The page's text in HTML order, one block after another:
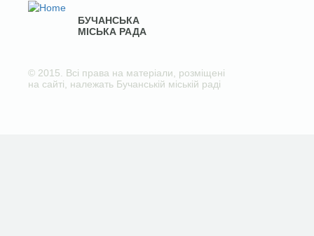
БУЧАНСЬКА
МІСЬКА РАДА
© 2015. Всі права на матеріали, розміщені
на сайті, належать Бучанській міській раді